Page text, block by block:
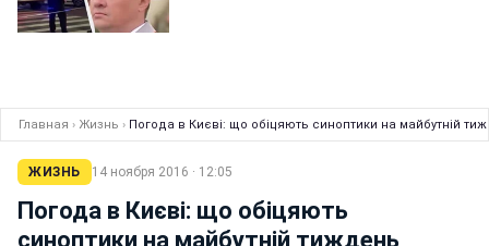
Главная › Жизнь › Погода в Києві: що обіцяють синоптики на майбутній
ЖИЗНЬ 14 ноября 2016 · 12:05
Погода в Києві: що обіцяють
синоптики на майбутній тиждень